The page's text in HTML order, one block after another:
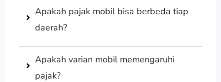
Apakah pajak mobil bisa berbeda tiap
daerah?
Apakah varian mobil memengaruhi
pajak?